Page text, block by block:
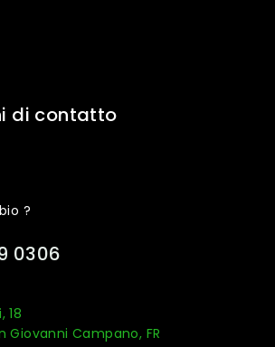
di contatto
?
0306
18
Giovanni Campano, FR